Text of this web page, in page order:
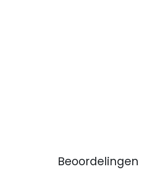
Beoordelingen